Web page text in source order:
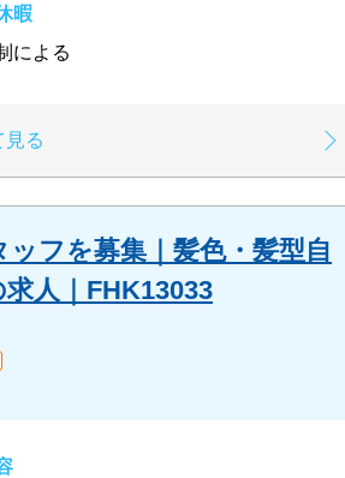
暇
による
見る
ッフを募集｜髪色・髪型自
人｜FHK13033